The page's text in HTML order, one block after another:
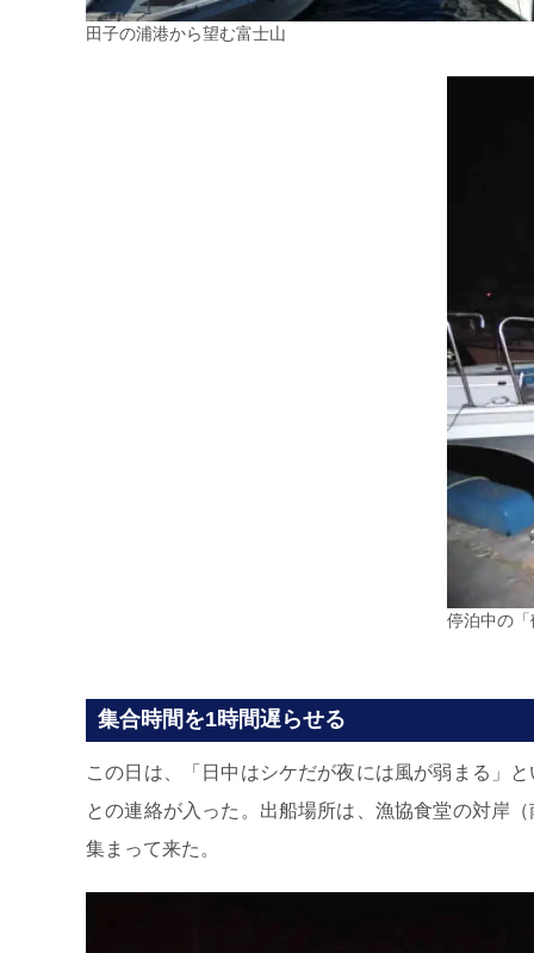
田子の浦港から望む富士山
停泊中の「
集合時間を1時間遅らせる
この日は、「日中はシケだが夜には風が弱まる」
との連絡が入った。出船場所は、漁協食堂の対岸
集まって来た。